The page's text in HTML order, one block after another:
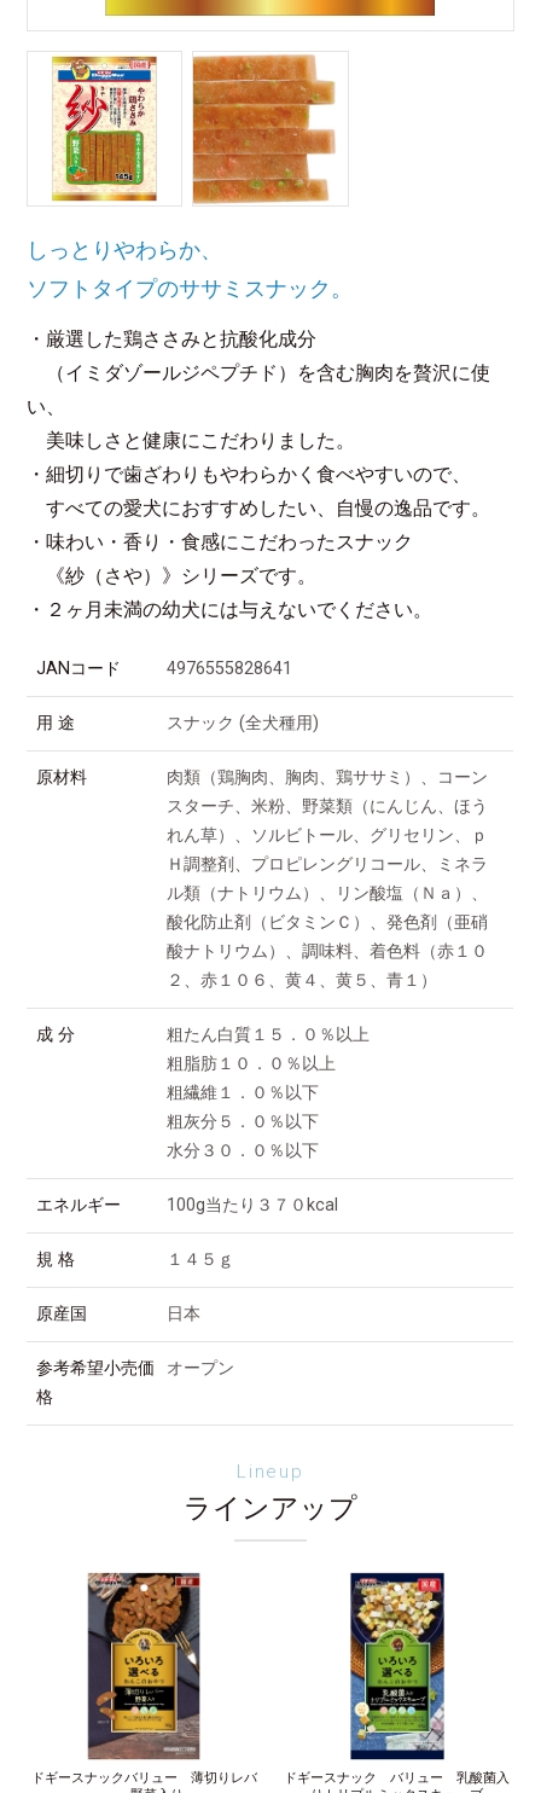
しっとりやわらか、
ソフトタイプのササミスナック。
・厳選した鶏ささみと抗酸化成分
（イミダゾールジペプチド）を含む胸肉を贅沢に使
い、
美味しさと健康にこだわりました。
・細切りで歯ざわりもやわらかく食べやすいので、
すべての愛犬におすすめしたい、自慢の逸品です。
・味わい・香り・食感にこだわったスナック
《紗（さや）》シリーズです。
・２ヶ月未満の幼犬には与えないでください。
JANコード 4976555828641
用 途 スナック (全犬種用)
原材料
肉類（鶏胸肉、胸肉、鶏ササミ）、コーン
スターチ、米粉、野菜類（にんじん、ほう
れん草）、ソルビトール、グリセリン、ｐ
Ｈ調整剤、プロピレングリコール、ミネラ
ル類（ナトリウム）、リン酸塩（Ｎａ）、
酸化防止剤（ビタミンＣ）、発色剤（亜硝
酸ナトリウム）、調味料、着色料（赤１０
２、赤１０６、黄４、黄５、青１）
成 分
粗たん白質１５．０％以上
粗脂肪１０．０％以上
粗繊維１．０％以下
粗灰分５．０％以下
水分３０．０％以下
エネルギー 100g当たり３７０kcal
規 格 １４５ｇ
原産国 日本
参考希望小売価
格
オープン
Lineup
ラインアップ
ドギースナックバリュー 薄切りレバ
ドギースナック バリュー 乳酸菌入